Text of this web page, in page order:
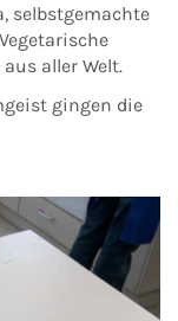
selbstgemachte
aller Welt.
gingen die